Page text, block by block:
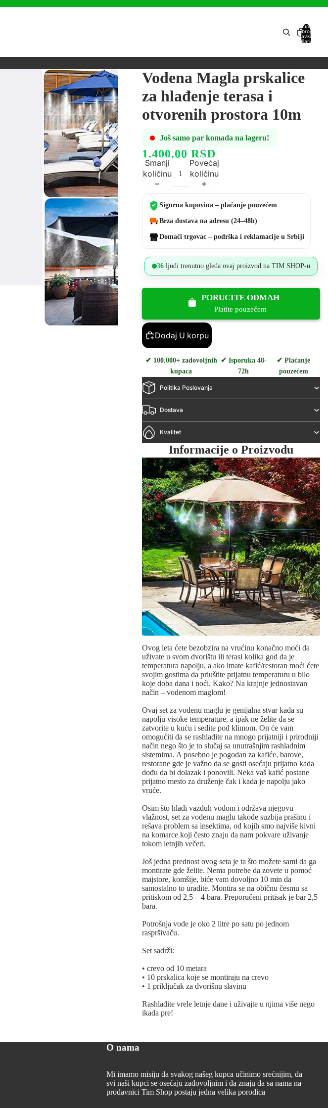
Ukupan
broj
stavki u
košarici:
Vodena Magla prskalice
za hlađenje terasa i
otvorenih prostora 10m
Još samo par komada na lageru!
1,400.00 RSD
Smanji
količinu
Povećaj
količinu
Sigurna kupovina – plaćanje pouzećem
Brza dostava na adresu (24–48h)
Domaći trgovac – podrška i reklamacije u Srbiji
36 ljudi trenutno gleda ovaj proizvod na TIM SHOP-u
PORUCITE ODMAH
Platite pouzećem
Dodaj U korpu
✔ 100.000+ zadovoljnih
kupaca
✔ Isporuka 48-
72h
✔ Plaćanje
pouzećem
Politika Poslovanja
Dostava
Kvalitet
Informacije o Proizvodu
Ovog leta ćete bezobzira na vrućinu konačno moći da
uživate u svom dvorištu ili terasi kolika god da je
temperatura napolju, a ako imate kafić/restoran moći ćete
svojim gostima da priuštite prijatnu temperaturu u bilo
koje doba dana i noći. Kako? Na krajnje jednostavan
način – vodenom maglom!
Ovaj set za vodenu maglu je genijalna stvar kada su
napolju visoke temperature, a ipak ne želite da se
zatvorite u kuću i sedite pod klimom. On će vam
omogućiti da se rashladite na mnogo prijatniji i prirodniji
način nego što je to slučaj sa unutrašnjim rashladnim
sistemima. A posebno je pogodan za kafiće, barove,
restorane gde je važno da se gosti osećaju prijatno kada
dođu da bi dolazak i ponovili. Neka vaš kafić postane
prijatno mesto za druženje čak i kada je napolju jako
vruće.
Osim što hladi vazduh vodom i održava njegovu
vlažnost, set za vodenu maglu takođe suzbija prašinu i
rešava problem sa insektima, od kojih smo najviše kivni
na komarce koji često znaju da nam pokvare uživanje
tokom letnjih večeri.
Još jedna prednost ovog seta je ta što možete sami da ga
montirate gde želite. Nema potrebe da zovete u pomoć
majstore, komšije, biće vam dovoljno 10 min da
samostalno to uradite. Montira se na običnu česmu sa
pritiskom od 2,5 – 4 bara. Preporučeni pritisak je bar 2,5
bara.
Potrošnja vode je oko 2 litre po satu po jednom
raspršivaču.
Set sadrži:
• crevo od 10 metara
• 10 prskalica koje se montiraju na crevo
• 1 priključak za dvorišnu slavinu
Rashladite vrele letnje dane i uživajte u njima više nego
ikada pre!
O nama
Mi imamo misiju da svakog našeg kupca učinimo srećnijim, da
svi naši kupci se osećaju zadovoljnim i da znaju da sa nama na
prodavnici Tim Shop postaju jedna velika porodica